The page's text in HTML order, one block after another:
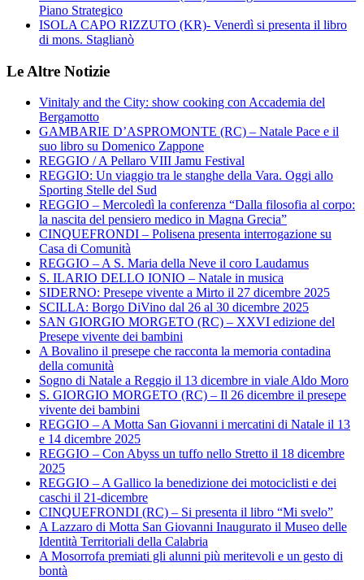
Piano Strategico
ISOLA CAPO RIZZUTO (KR)- Venerdì si presenta il libro
di mons. Staglianò
Le Altre Notizie
Vinitaly and the City: show cooking con Accademia del
Bergamotto
GAMBARIE D’ASPROMONTE (RC) – Natale Pace e il
suo libro su Domenico Zappone
REGGIO / A Pellaro VIII Jamu Festival
REGGIO: Un viaggio tra le stanghe della Vara. Oggi allo
Sporting Stelle del Sud
REGGIO – Mercoledì la conferenza “Dalla filosofia al corpo:
la nascita del pensiero medico in Magna Grecia”
CINQUEFRONDI – Polisena presenta interrogazione su
Casa di Comunità
REGGIO – A S. Maria della Neve il coro Laudamus
S. ILARIO DELLO IONIO – Natale in musica
SIDERNO: Presepe vivente a Mirto il 27 dicembre 2025
SCILLA: Borgo DiVino dal 26 al 30 dicembre 2025
SAN GIORGIO MORGETO (RC) – XXVI edizione del
Presepe vivente dei bambini
A Bovalino il presepe che racconta la memoria contadina
della comunità
Sogno di Natale a Reggio il 13 dicembre in viale Aldo Moro
S. GIORGIO MORGETO (RC) – Il 26 dicembre il presepe
vivente dei bambini
REGGIO – A Motta San Giovanni i mercatini di Natale il 13
e 14 dicembre 2025
REGGIO – Con Abyss un tuffo nello Stretto il 18 dicembre
2025
REGGIO – A Gallico la benedizione dei motociclisti e dei
caschi il 21-dicembre
CINQUEFRONDI (RC) – Si presenta il libro “Mi svelo”
A Lazzaro di Motta San Giovanni Inaugurato il Museo delle
Identità Territoriali della Calabria
A Mosorrofa premiati gli alunni più meritevoli e un gesto di
bontà